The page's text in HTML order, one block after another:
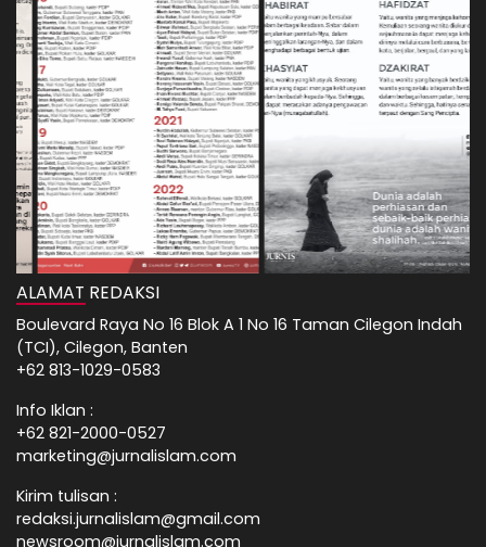
ALAMAT REDAKSI
Boulevard Raya No 16 Blok A 1 No 16 Taman Cilegon Indah
(TCI), Cilegon, Banten
+62 813-1029-0583
Info Iklan :
+62 821-2000-0527
marketing@jurnalislam.com
Kirim tulisan :
redaksi.jurnalislam@gmail.com
newsroom@jurnalislam.com